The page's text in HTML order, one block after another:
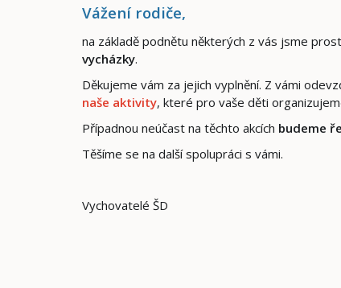
Vážení rodiče,
na základě podnětu některých z vás jsme
vycházky.
Děkujeme vám za jejich vyplnění. Z vámi
naše aktivity, které pro vaše děti
Případnou neúčast na těchto akcích budeme
Těšíme se na další spolupráci s vámi.
Vychovatelé ŠD